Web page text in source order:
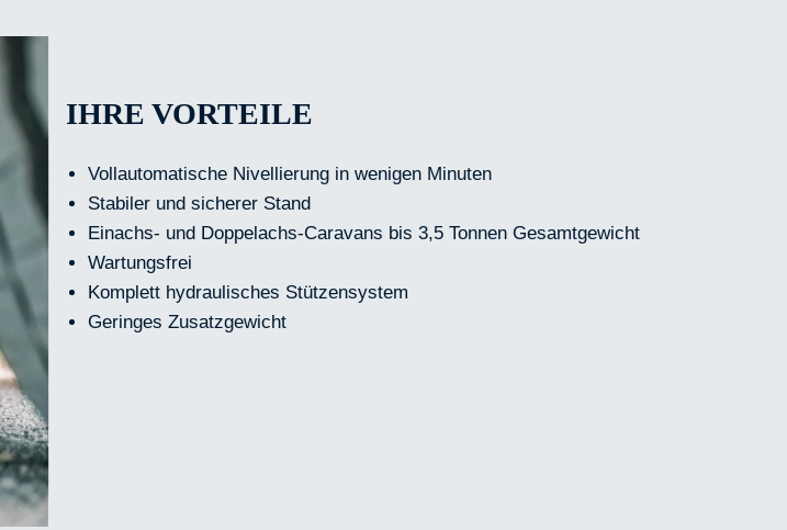
IHRE VORTEILE
Vollautomatische Nivellierung in wenigen Minuten
Stabiler und sicherer Stand
Einachs- und Doppelachs-Caravans bis 3,5 Tonnen Gesamtgewicht
Wartungsfrei
Komplett hydraulisches Stützensystem
Geringes Zusatzgewicht